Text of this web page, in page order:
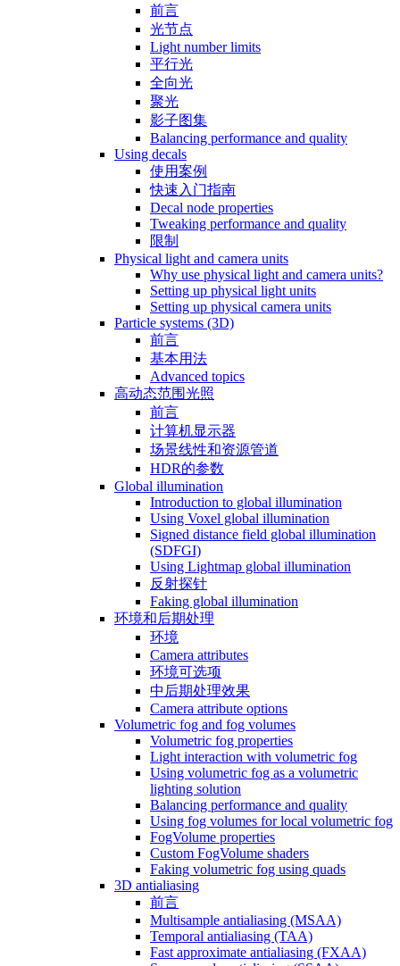
前言
光节点
Light number limits
平行光
全向光
聚光
影子图集
Balancing performance and quality
Using decals
使用案例
快速入门指南
Decal node properties
Tweaking performance and quality
限制
Physical light and camera units
Why use physical light and camera units?
Setting up physical light units
Setting up physical camera units
Particle systems (3D)
前言
基本用法
Advanced topics
高动态范围光照
前言
计算机显示器
场景线性和资源管道
HDR的参数
Global illumination
Introduction to global illumination
Using Voxel global illumination
Signed distance field global illumination
(SDFGI)
Using Lightmap global illumination
反射探针
Faking global illumination
环境和后期处理
环境
Camera attributes
环境可选项
中后期处理效果
Camera attribute options
Volumetric fog and fog volumes
Volumetric fog properties
Light interaction with volumetric fog
Using volumetric fog as a volumetric
lighting solution
Balancing performance and quality
Using fog volumes for local volumetric fog
FogVolume properties
Custom FogVolume shaders
Faking volumetric fog using quads
3D antialiasing
前言
Multisample antialiasing (MSAA)
Temporal antialiasing (TAA)
Fast approximate antialiasing (FXAA)